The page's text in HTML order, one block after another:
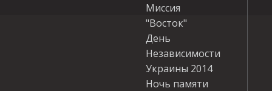
Миссия
"Восток"
День
Независимости
Украины 2014
Ночь памяти